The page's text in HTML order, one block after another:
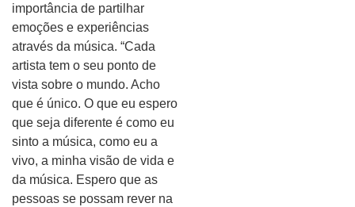
importância de partilhar
emoções e experiências
através da música. “Cada
artista tem o seu ponto de
vista sobre o mundo. Acho
que é único. O que eu espero
que seja diferente é como eu
sinto a música, como eu a
vivo, a minha visão de vida e
da música. Espero que as
pessoas se possam rever na